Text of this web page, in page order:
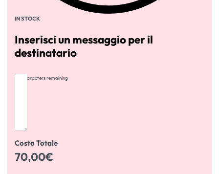
IN STOCK
Inserisci un messaggio per il
destinatario
characters remaining
Costo Totale
70,00€